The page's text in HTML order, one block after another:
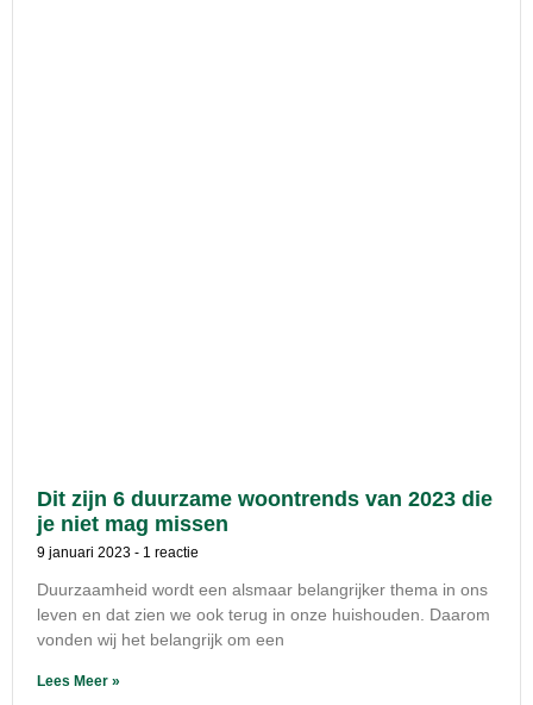
Dit zijn 6 duurzame woontrends van 2023 die
je niet mag missen
9 januari 2023 1 reactie
Duurzaamheid wordt een alsmaar belangrijker thema in ons
leven en dat zien we ook terug in onze huishouden. Daarom
vonden wij het belangrijk om een
Lees Meer »